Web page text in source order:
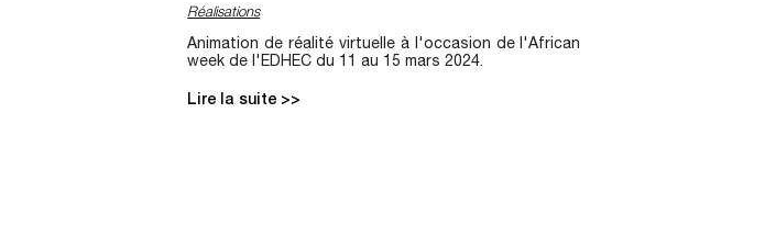
Réalisations
Animation de réalité virtuelle à l'occasion de l'African
week de l'EDHEC du 11 au 15 mars 2024.
Lire la suite >>